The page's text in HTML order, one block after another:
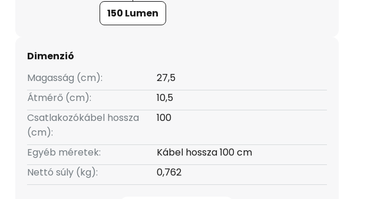
150 Lumen
Dimenzió
Magasság (cm):
27,5
Átmérő (cm):
10,5
Csatlakozókábel hossza
(cm):
100
Egyéb méretek:
Kábel hossza 100 cm
Nettó súly (kg):
0,762